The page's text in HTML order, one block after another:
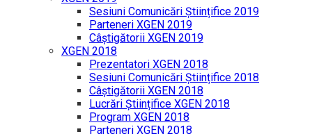
Sesiuni Comunicări Științifice 2019
Parteneri XGEN 2019
Câștigătorii XGEN 2019
XGEN 2018
Prezentatori XGEN 2018
Sesiuni Comunicări Științifice 2018
Câștigătorii XGEN 2018
Lucrări Științifice XGEN 2018
Program XGEN 2018
Parteneri XGEN 2018